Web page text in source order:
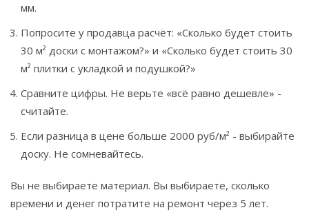
мм.
Попросите у продавца расчёт: «Сколько будет стоить
30 м² доски с монтажом?» и «Сколько будет стоить 30
м² плитки с укладкой и подушкой?»
Сравните цифры. Не верьте «всё равно дешевле» -
считайте.
Если разница в цене больше 2000 руб/м² - выбирайте
доску. Не сомневайтесь.
Вы не выбираете материал. Вы выбираете, сколько
времени и денег потратите на ремонт через 5 лет.